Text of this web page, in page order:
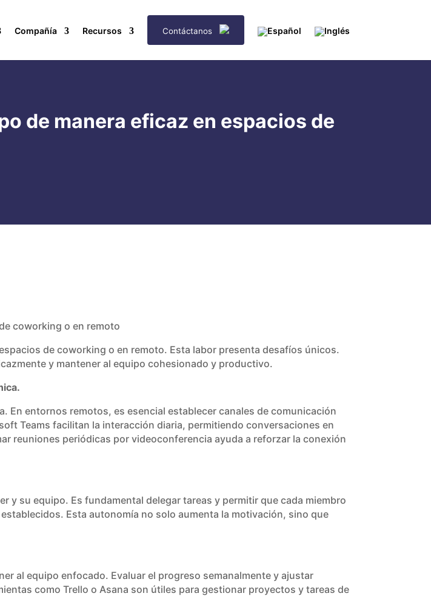
Compañía Recursos Contáctanos
de manera eficaz en espacios de
coworking o en remoto
de coworking o en remoto. Esta labor presenta desafíos únicos.
y mantener al equipo cohesionado y productivo.
En entornos remotos, es esencial establecer canales de comunicación
Teams facilitan la interacción diaria, permitiendo conversaciones en
reuniones periódicas por videoconferencia ayuda a reforzar la conexión
y su equipo. Es fundamental delegar tareas y permitir que cada miembro
Esta autonomía no solo aumenta la motivación, sino que
al equipo enfocado. Evaluar el progreso semanalmente y ajustar
como Trello o Asana son útiles para gestionar proyectos y tareas de